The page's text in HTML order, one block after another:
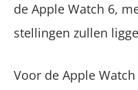
de Apple Watch 6,
stellingen zullen
Voor de Apple